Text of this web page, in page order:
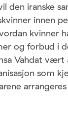
den iranske
innen
kvinner
og forbud i
Vahdat vært
som